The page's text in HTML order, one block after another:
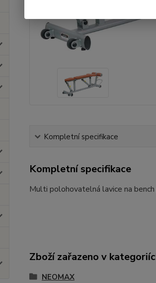
Kompletní specifikace
Kompletní specifikace
Multi polohovatelná lavice na
Zboží zařazeno v
NEOMAX